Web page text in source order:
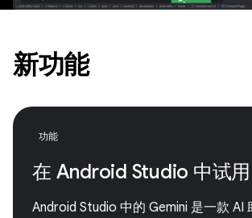
新功能
功能
在 Android Studio 中试
Android Studio 中的 Gemini 是一款 AI